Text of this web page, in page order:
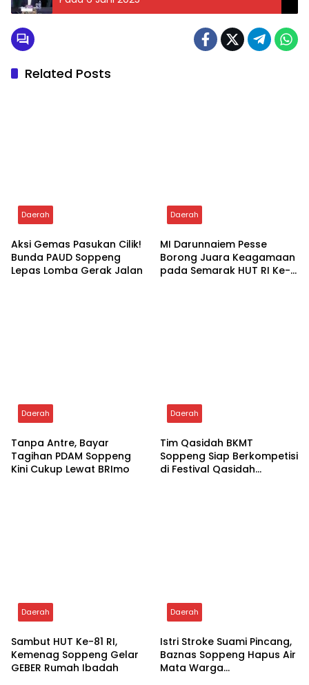
Related Posts
Daerah
Aksi Gemas Pasukan Cilik!
Bunda PAUD Soppeng
Lepas Lomba Gerak Jalan
Daerah
MI Darunnaiem Pesse
Borong Juara Keagamaan
pada Semarak HUT RI Ke-
Daerah
Tanpa Antre, Bayar
Tagihan PDAM Soppeng
Kini Cukup Lewat BRImo
Daerah
Tim Qasidah BKMT
Soppeng Siap Berkompetisi
di Festival Qasidah
Daerah
Sambut HUT Ke-81 RI,
Kemenag Soppeng Gelar
GEBER Rumah Ibadah
Daerah
Istri Stroke Suami Pincang,
Baznas Soppeng Hapus Air
Mata Warga